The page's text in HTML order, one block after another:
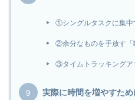
①シングルタスクに集中
②余分なものを手放す「
③タイムトラッキングア
実際に時間を増やすた